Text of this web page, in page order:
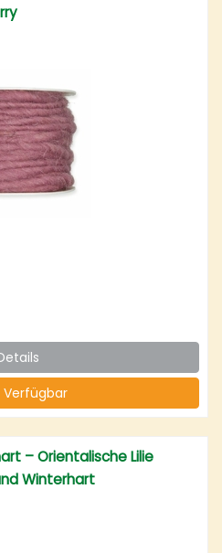
Verfügbar
– Orientalische Lilie
Winterhart